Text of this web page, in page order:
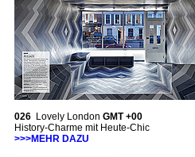
026 Lovely London GMT +00
History-Charme mit Heute-Chic
>>>MEHR DAZU